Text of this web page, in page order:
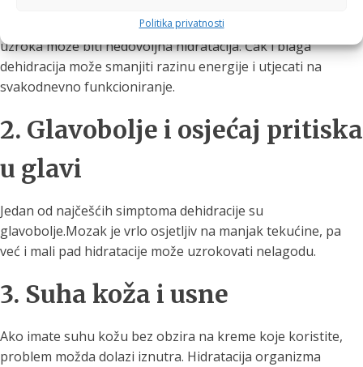
Politika privatnosti
Ako se često osjećate iscrpljeno i bez energije, jedan od
uzroka može biti nedovoljna hidratacija. Čak i blaga
dehidracija može smanjiti razinu energije i utjecati na
svakodnevno funkcioniranje.
2. Glavobolje i osjećaj pritiska
u glavi
Jedan od najčešćih simptoma dehidracije su
glavobolje.Mozak je vrlo osjetljiv na manjak tekućine, pa
već i mali pad hidratacije može uzrokovati nelagodu.
3. Suha koža i usne
Ako imate suhu kožu bez obzira na kreme koje koristite,
problem možda dolazi iznutra. Hidratacija organizma